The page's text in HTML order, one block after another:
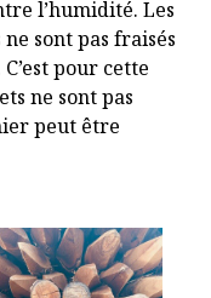
l’humidité. Les
sont pas fraisés
pour cette
ne sont pas
peut être